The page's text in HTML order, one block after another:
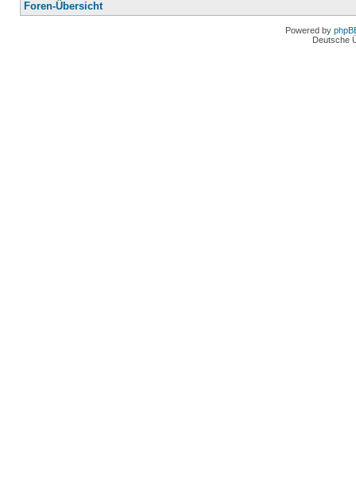
Foren-Übersicht
Powered by
Deutsche